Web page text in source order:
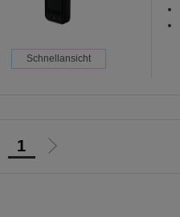
Schnellansicht
1
Zur